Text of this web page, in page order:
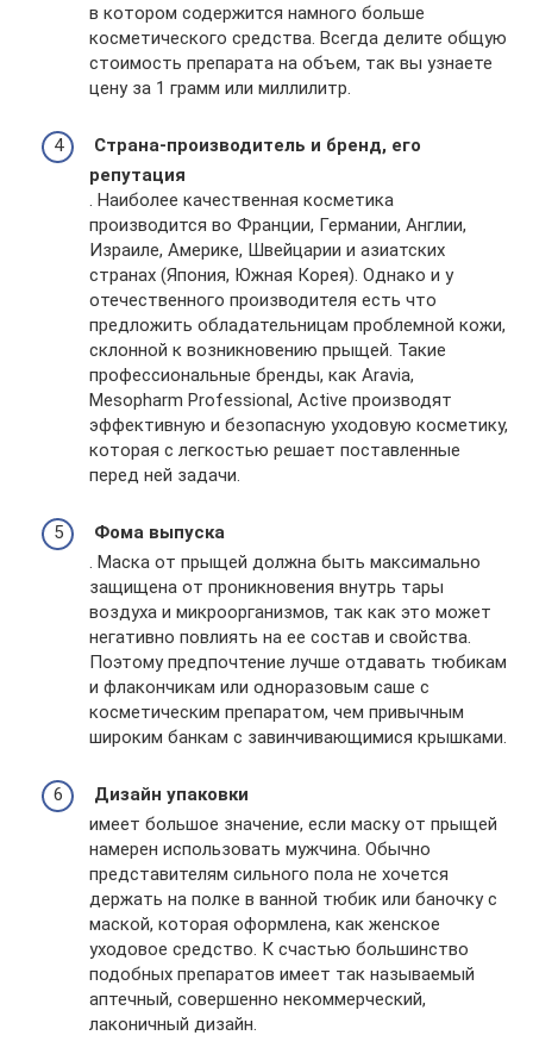
в котором содержится намного больше
косметического средства. Всегда делите общую
стоимость препарата на объем, так вы узнаете
цену за 1 грамм или миллилитр.
Страна-производитель и бренд, его
репутация
. Наиболее качественная косметика
производится во Франции, Германии, Англии,
Израиле, Америке, Швейцарии и азиатских
странах (Япония, Южная Корея). Однако и у
отечественного производителя есть что
предложить обладательницам проблемной кожи,
склонной к возникновению прыщей. Такие
профессиональные бренды, как Aravia,
Mesopharm Professional, Active производят
эффективную и безопасную уходовую косметику,
которая с легкостью решает поставленные
перед ней задачи.
Фома выпуска
. Маска от прыщей должна быть максимально
защищена от проникновения внутрь тары
воздуха и микроорганизмов, так как это может
негативно повлиять на ее состав и свойства.
Поэтому предпочтение лучше отдавать тюбикам
и флакончикам или одноразовым саше с
косметическим препаратом, чем привычным
широким банкам с завинчивающимися крышками.
Дизайн упаковки
имеет большое значение, если маску от прыщей
намерен использовать мужчина. Обычно
представителям сильного пола не хочется
держать на полке в ванной тюбик или баночку с
маской, которая оформлена, как женское
уходовое средство. К счастью большинство
подобных препаратов имеет так называемый
аптечный, совершенно некоммерческий,
лаконичный дизайн.